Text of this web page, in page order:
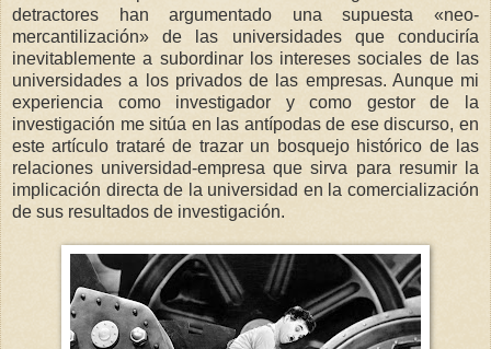
detractores han argumentado una supuesta «neo-
mercantilización» de las universidades que conduciría
inevitablemente a subordinar los intereses sociales de las
universidades a los privados de las empresas. Aunque mi
experiencia como investigador y como gestor de la
investigación me sitúa en las antípodas de ese discurso, en
este artículo trataré de trazar un bosquejo histórico de las
relaciones universidad-empresa que sirva para resumir la
implicación directa de la universidad en la comercialización
de sus resultados de investigación.